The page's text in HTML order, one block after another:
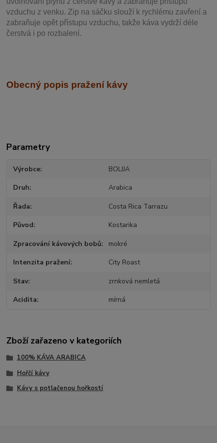
vzduchu z venku. Zip na sáčku slouží k rychlému zavření a
zabraňuje opět přístupu vzduchu, takže káva vydrží déle
čerstvá i po rozbalení.
Obecný popis pražení kávy
Parametry
Výrobce BOLIJA
Druh Arabica
Řada Costa Rica Tarrazu
Původ Kostarika
Zpracování kávových bobů mokré
Intenzita pražení City Roast
Stav zrnková nemletá
Acidita mírná
Zboží zařazeno v kategoriích
100% KÁVA ARABICA
Hořčí kávy
Kávy s potlačenou hořkostí